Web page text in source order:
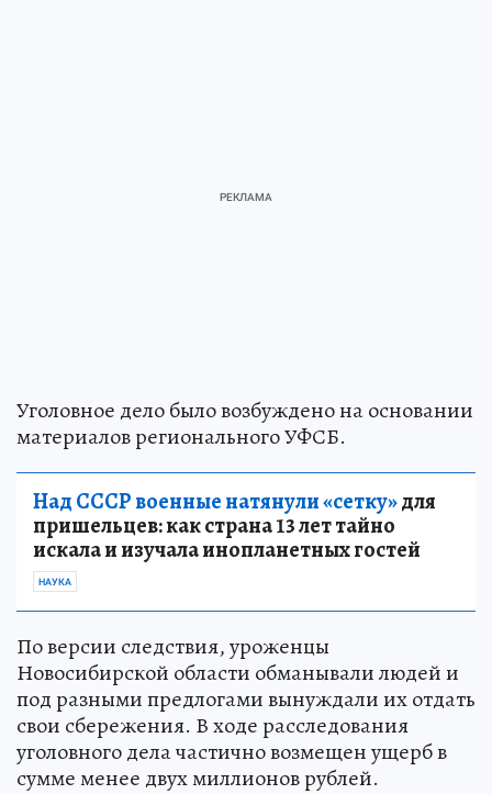
Уголовное дело было возбуждено на основании
материалов регионального УФСБ.
Над СССР военные натянули «сетку»для
пришельцев: как страна 13 лет тайно
искала и изучала инопланетных гостей
НАУКА
По версии следствия, уроженцы
Новосибирской области обманывали людей и
под разными предлогами вынуждали их отдать
свои сбережения. В ходе расследования
уголовного дела частично возмещен ущерб в
сумме менее двух миллионов рублей.